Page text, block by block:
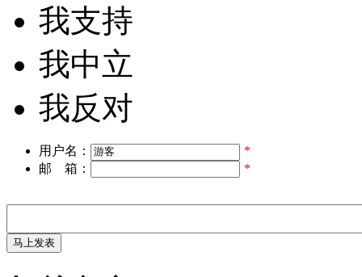
我支持
我中立
我反对
用户名：
*
邮 箱：
*